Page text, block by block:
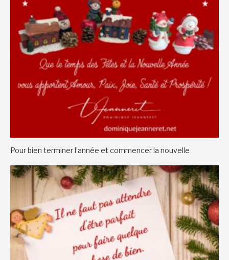
Pour bien terminer l’année et commencer la nouvelle